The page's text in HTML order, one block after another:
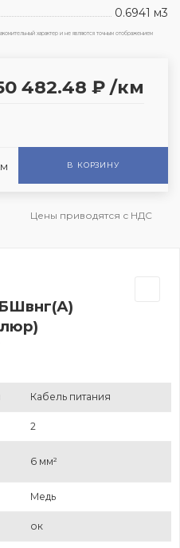
0.6941 м3
характер и не являются точным отображением
482.48 ₽ /км
В КОРЗИНУ
Цены приводятся с НДС
Кабель питания
2
6 мм²
Медь
ок